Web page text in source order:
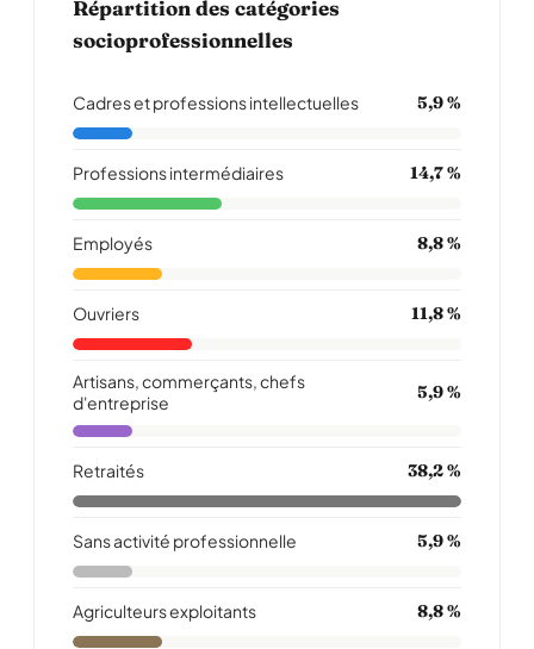
Répartition des catégories
socioprofessionnelles
Cadres et professions intellectuelles 5,9 %
Professions intermédiaires 14,7 %
Employés 8,8 %
Ouvriers 11,8 %
Artisans, commerçants, chefs
d'entreprise
5,9 %
Retraités 38,2 %
Sans activité professionnelle 5,9 %
Agriculteurs exploitants 8,8 %